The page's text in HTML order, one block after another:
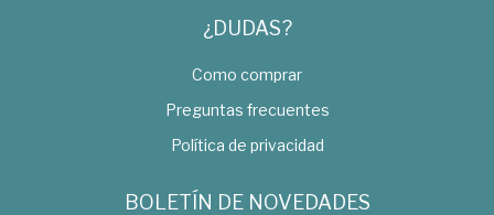
¿DUDAS?
Como comprar
Preguntas frecuentes
Política de privacidad
BOLETÍN DE NOVEDADES